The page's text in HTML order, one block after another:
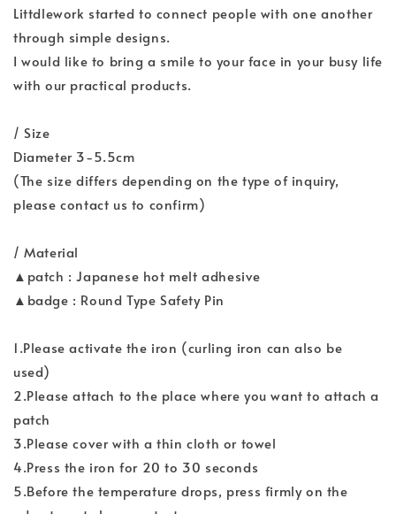
Littdlework started to connect people with one another
through simple designs.
I would like to bring a smile to your face in your busy life
with our practical products.
/ Size
Diameter 3-5.5cm
(The size differs depending on the type of inquiry,
please contact us to confirm)
/ Material
▲patch : Japanese hot melt adhesive
▲badge : Round Type Safety Pin
1.Please activate the iron (curling iron can also be
used)
2.Please attach to the place where you want to attach a
patch
3.Please cover with a thin cloth or towel
4.Press the iron for 20 to 30 seconds
5.Before the temperature drops, press firmly on the